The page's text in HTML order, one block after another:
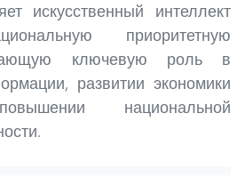
искусственный интеллект
приоритетную
ключевую роль в
развитии экономики
национальной